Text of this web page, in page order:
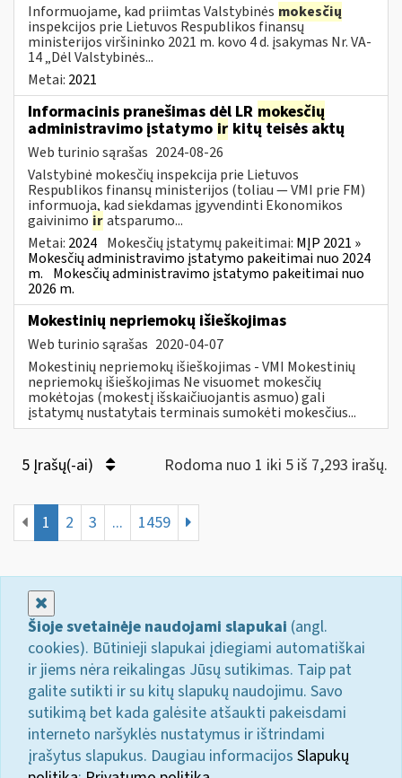
Informuojame, kad priimtas Valstybinės mokesčių
inspekcijos prie Lietuvos Respublikos finansų
ministerijos viršininko 2021 m. kovo 4 d. įsakymas Nr. VA-
14 „Dėl Valstybinės...
Metai: 2021
Informacinis pranešimas dėl LR mokesčių
administravimo įstatymo ir kitų teisės aktų
Web turinio sąrašas 2024-08-26
Valstybinė mokesčių inspekcija prie Lietuvos
Respublikos finansų ministerijos (toliau — VMI prie FM)
informuoja, kad siekdamas įgyvendinti Ekonomikos
gaivinimo iratsparumo...
Metai: 2024 Mokesčių įstatymų pakeitimai: MĮP 2021 »
Mokesčių administravimo įstatymo pakeitimai nuo 2024
m. Mokesčių administravimo įstatymo pakeitimai nuo
2026 m.
Mokestinių nepriemokų išieškojimas
Web turinio sąrašas 2020-04-07
Mokestinių nepriemokų išieškojimas - VMI Mokestinių
nepriemokų išieškojimas Ne visuomet mokesčių
mokėtojas (mokestį išskaičiuojantis asmuo) gali
įstatymų nustatytais terminais sumokėti mokesčius...
5 Įrašų(-ai) Rodoma nuo 1 iki 5 iš 7,293 irašų.
1 2 3 ... 1459
Šioje svetainėje naudojami slapukai (angl.
cookies). Būtinieji slapukai įdiegiami automatiškai
ir jiems nėra reikalingas Jūsų sutikimas. Taip pat
galite sutikti ir su kitų slapukų naudojimu. Savo
sutikimą bet kada galėsite atšaukti pakeisdami
interneto naršyklės nustatymus ir ištrindami
įrašytus slapukus. Daugiau informacijos Slapukų